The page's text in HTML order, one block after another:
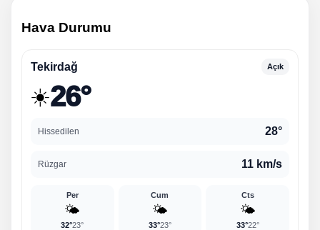
Hava Durumu
Tekirdağ Açık
☀️26°
Hissedilen 28°
Rüzgar 11 km/s
Per
🌤️
32°23°
Cum
🌤️
33°23°
Cts
🌤️
33°22°